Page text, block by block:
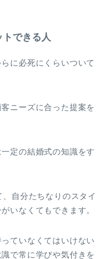
できる人
に必死にくらいついて
ニーズに合った提案を
定の結婚式の知識をす
自分たちなりのスタイ
いなくてもできます。
ていなくてはいけない
で常に学びや気付きを